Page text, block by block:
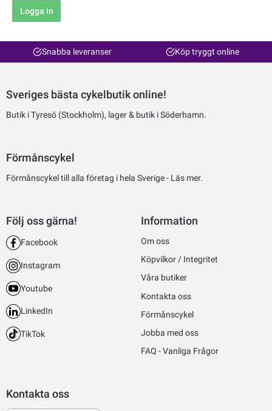
Logga in
Snabba leveranser Köp tryggt online
Sveriges bästa cykelbutik online!
Butik i Tyresö (Stockholm), lager & butik i Söderhamn.
Förmånscykel
Förmånscykel till alla företag i hela Sverige - Läs mer.
Kontakta oss
Följ oss gärna!
Facebook
Instagram
Youtube
LinkedIn
TikTok
Information
Om oss
Köpvilkor / Integritet
Våra butiker
Kontakta oss
Förmånscykel
Jobba med oss
FAQ - Vanliga Frågor